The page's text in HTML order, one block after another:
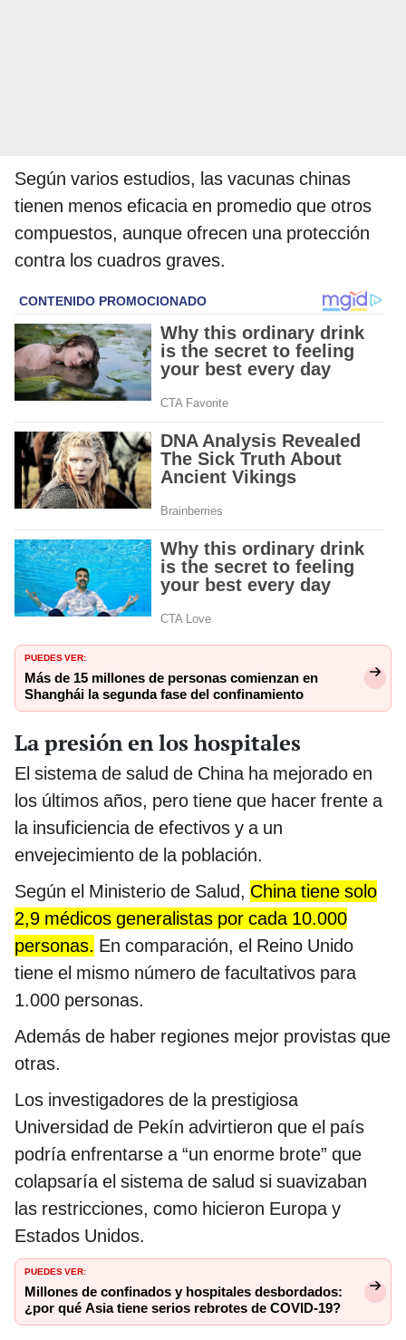
Según varios estudios, las vacunas chinas
tienen menos eficacia en promedio que otros
compuestos, aunque ofrecen una protección
contra los cuadros graves.
PUEDES VER:
Más de 15 millones de personas comienzan en
Shanghái la segunda fase del confinamiento
La presión en los hospitales
El sistema de salud de China ha mejorado en
los últimos años, pero tiene que hacer frente a
la insuficiencia de efectivos y a un
envejecimiento de la población.
Según el Ministerio de Salud, China tiene solo
2,9 médicos generalistas por cada 10.000
personas. En comparación, el Reino Unido
tiene el mismo número de facultativos para
1.000 personas.
Además de haber regiones mejor provistas que
otras.
Los investigadores de la prestigiosa
Universidad de Pekín advirtieron que el país
podría enfrentarse a “un enorme brote” que
colapsaría el sistema de salud si suavizaban
las restricciones, como hicieron Europa y
Estados Unidos.
PUEDES VER:
Millones de confinados y hospitales desbordados:
¿por qué Asia tiene serios rebrotes de COVID-19?